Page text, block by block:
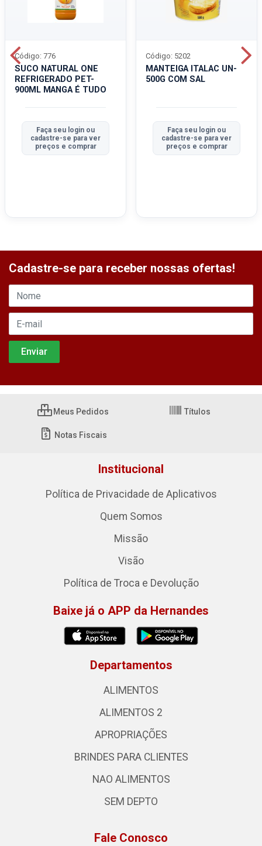
SUCO NATURAL ONE
REFRIGERADO PET-
900ML MANGA É TUDO
Código: 776
Faça seu login ou
cadastre-se para ver
preços e comprar
MANTEIGA ITALAC UN-
500G COM SAL
Código: 5202
Faça seu login ou
cadastre-se para ver
preços e comprar
Cadastre-se para receber nossas ofertas!
Meus Pedidos Títulos
Notas Fiscais
Institucional
Política de Privacidade de Aplicativos
Quem Somos
Missão
Visão
Política de Troca e Devolução
Baixe já o APP da Hernandes
Departamentos
ALIMENTOS
ALIMENTOS 2
APROPRIAÇÕES
BRINDES PARA CLIENTES
NAO ALIMENTOS
SEM DEPTO
Fale Conosco